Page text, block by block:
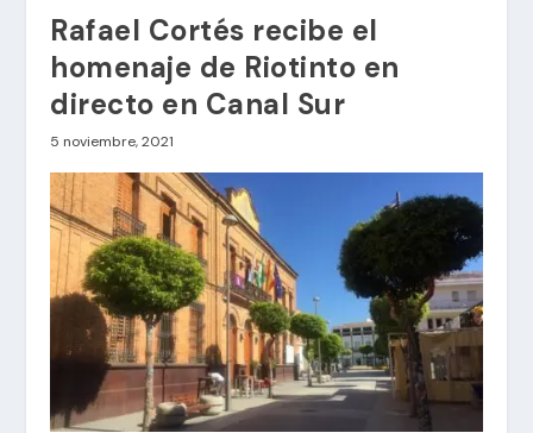
Rafael Cortés recibe el
homenaje de Riotinto en
directo en Canal Sur
5 noviembre, 2021